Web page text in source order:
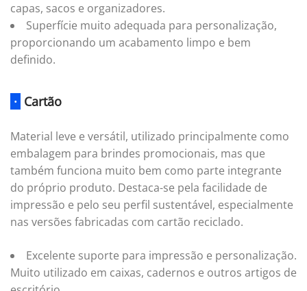
capas, sacos e organizadores.
Superfície muito adequada para personalização,
proporcionando um acabamento limpo e bem
definido.
· Cartão
Material leve e versátil, utilizado principalmente como
embalagem para brindes promocionais, mas que
também funciona muito bem como parte integrante
do próprio produto. Destaca-se pela facilidade de
impressão e pelo seu perfil sustentável, especialmente
nas versões fabricadas com cartão reciclado.
Excelente suporte para impressão e personalização.
Muito utilizado em caixas, cadernos e outros artigos de